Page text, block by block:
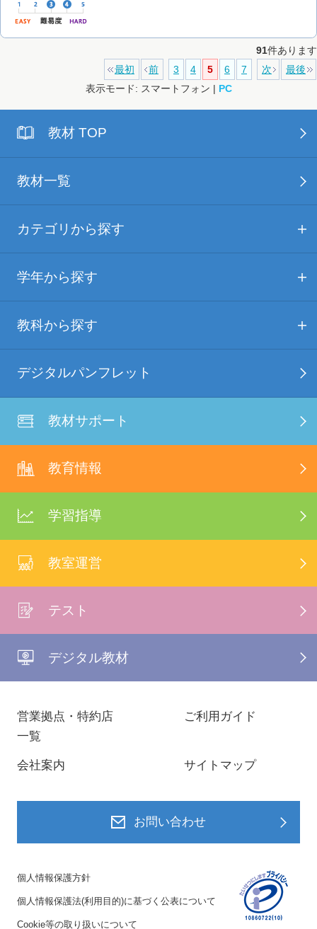
91件あります
最初
前 3 4 5 6 7 次
最後
表示モード: スマートフォン | PC
教材 TOP
教材一覧
カテゴリから探す
学年から探す
教科から探す
デジタルパンフレット
教材サポート
教育情報
学習指導
教室運営
テスト
デジタル教材
営業拠点・特約店
一覧
ご利用ガイド
会社案内 サイトマップ
お問い合わせ
個人情報保護方針
個人情報保護法(利用目的)に基づく公表について
Cookie等の取り扱いについて